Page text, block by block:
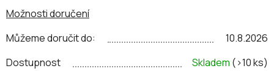
Dostupnost Skladem (>10 ks)
Můžeme doručit do: 10.8.2026
Možnosti doručení